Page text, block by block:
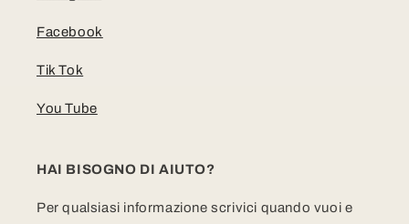
Facebook
Tik Tok
You Tube
HAI BISOGNO DI AIUTO?
Per qualsiasi informazione scrivici quando vuoi e